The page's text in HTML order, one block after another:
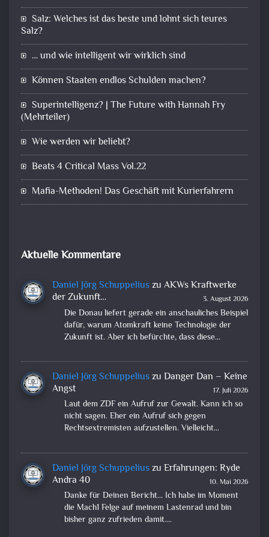
Salz: Welches ist das beste und lohnt sich teures
Salz?
… und wie intelligent wir wirklich sind
Können Staaten endlos Schulden machen?
Superintelligenz? | The Future with Hannah Fry
(Mehrteiler)
Wie werden wir beliebt?
Beats 4 Critical Mass Vol.22
Mafia-Methoden! Das Geschäft mit Kurierfahrern
Aktuelle Kommentare
Daniel Jörg Schuppeliuszu AKWs Kraftwerke
der Zukunft…
3. August 2026
Die Donau liefert gerade ein anschauliches Beispiel
dafür, warum Atomkraft keine Technologie der
Zukunft ist. Aber ich befürchte, dass diese…
Daniel Jörg Schuppeliuszu Danger Dan – Keine
Angst
17. Juli 2026
Laut dem ZDF ein Aufruf zur Gewalt. Kann ich so
nicht sagen. Eher ein Aufruf sich gegen
Rechtsextremisten aufzustellen. Vielleicht…
Daniel Jörg Schuppeliuszu Erfahrungen: Ryde
Andra 40
10. Mai 2026
Danke für Deinen Bericht... Ich habe im Moment
die Mach1 Felge auf meinem Lastenrad und bin
bisher ganz zufrieden damit.…